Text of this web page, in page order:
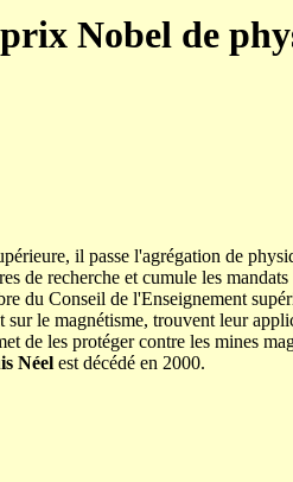
Nobel de
il passe l'agrégation de
de recherche et cumule les mandats
du Conseil de l'Enseignement
le magnétisme, trouvent leur
de les protéger contre les mines
Néel est décédé en 2000.